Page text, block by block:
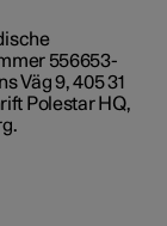
556653-
Väg 9, 405 31
Polestar HQ,